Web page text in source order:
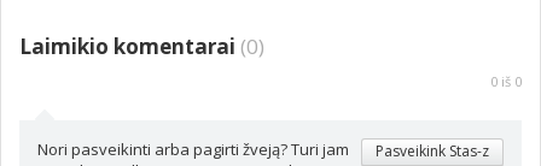
Laimikio komentarai (0)
0 iš 0
Nori pasveikinti arba pagirti žveją? Turi jam
Pasveikink Stas-z